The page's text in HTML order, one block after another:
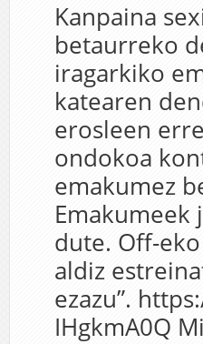
Kanpaina
betaurreko
iragarkiko
katearen
erosleen
ondokoa
emakumez
Emakumeek
dute. Off-
aldiz
ezazu”.
IHgkmA0Q